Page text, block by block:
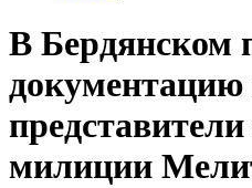
В Бердянском
документацию
милиции